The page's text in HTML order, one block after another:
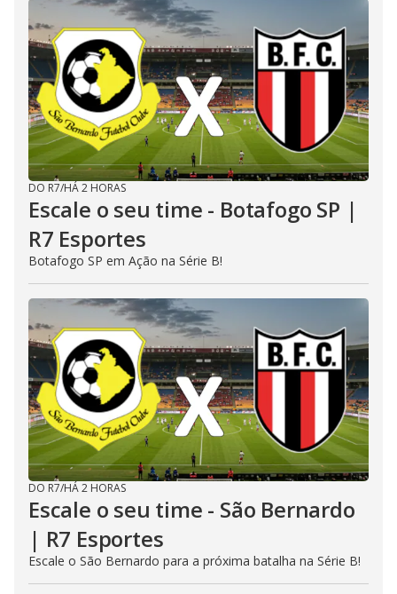
DO R7/HÁ 2 HORAS
Escale o seu time - Botafogo SP |
R7 Esportes
Botafogo SP em Ação na Série B!
DO R7/HÁ 2 HORAS
Escale o seu time - São Bernardo
| R7 Esportes
Escale o São Bernardo para a próxima batalha na Série B!